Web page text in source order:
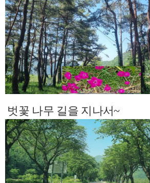
벗꽃 나무 길을 지나서~